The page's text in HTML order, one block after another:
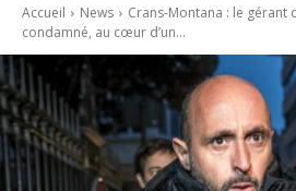
Accueil News
Crans-Montana : le gérant
condamné, au cœur d’un...